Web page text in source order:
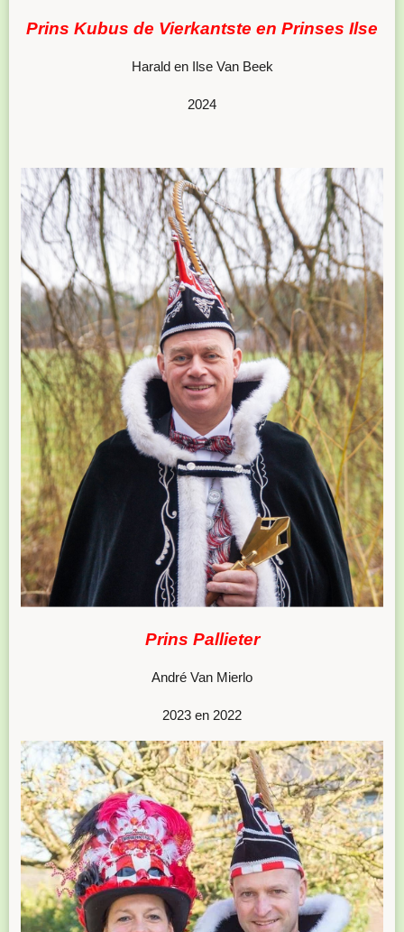
Prins Kubus de Vierkantste en Prinses Ilse
Harald en Ilse Van Beek
2024
Prins Pallieter
André Van Mierlo
2023 en 2022